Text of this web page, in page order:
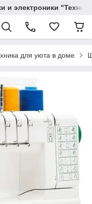
и электроники
для уюта в доме